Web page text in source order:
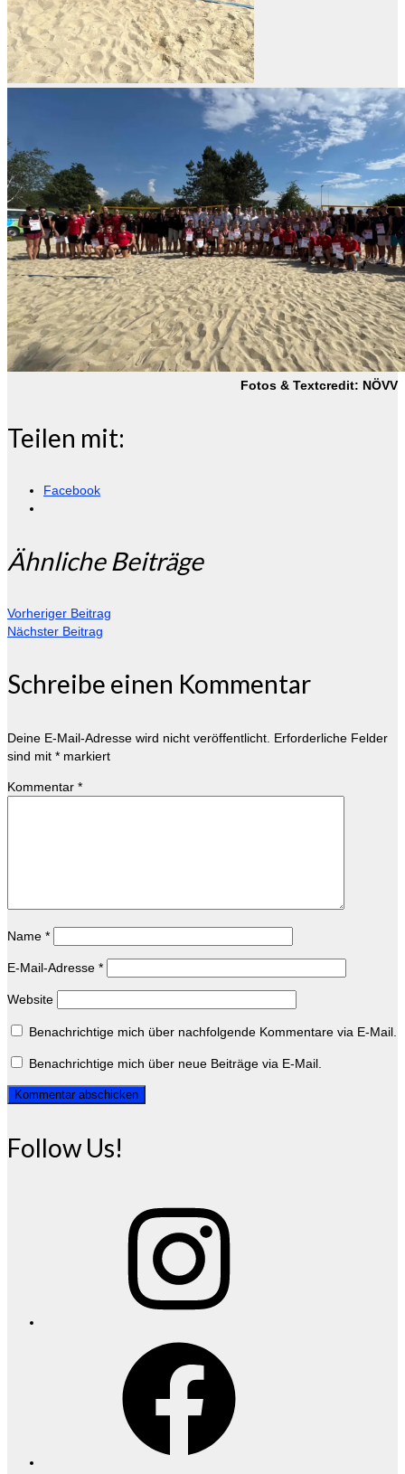
Fotos & Textcredit: NÖVV
Teilen mit:
Facebook
Ähnliche Beiträge
Vorheriger Beitrag
Nächster Beitrag
Schreibe einen Kommentar
Deine E-Mail-Adresse wird nicht veröffentlicht. Erforderliche Felder
sind mit * markiert
Kommentar *
Name *
E-Mail-Adresse *
Website
Benachrichtige mich über nachfolgende Kommentare via E-Mail.
Benachrichtige mich über neue Beiträge via E-Mail.
Follow Us!